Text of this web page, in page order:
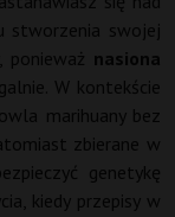
stworzenia swojej
ponieważ nasiona
W kontekście
marihuany bez
zbierane w
genetykę
kiedy przepisy w